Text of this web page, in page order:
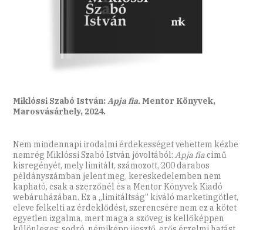
Miklóssi Szabó István:Apja fia. Mentor Könyvek,
Marosvásárhely, 2024.
Nem mindennapi irodalmi érdekességet vehettem kézbe
nemrég Miklóssi Szabó István jóvoltából:Apja fiacímű
kisregényét, mely limitált, számozott, 200 darabos
példányszámban jelent meg, kereskedelemben nem
kapható, csak a szerzőnél és a Mentor Könyvek Kiadó
webáruházában. Ez a „limitáltság” kiváló marketingötlet,
eleve felkelti az érdeklődést, szerencsére nem ez a kötet
egyetlen izgalma, mert maga a szöveg is kellőképpen